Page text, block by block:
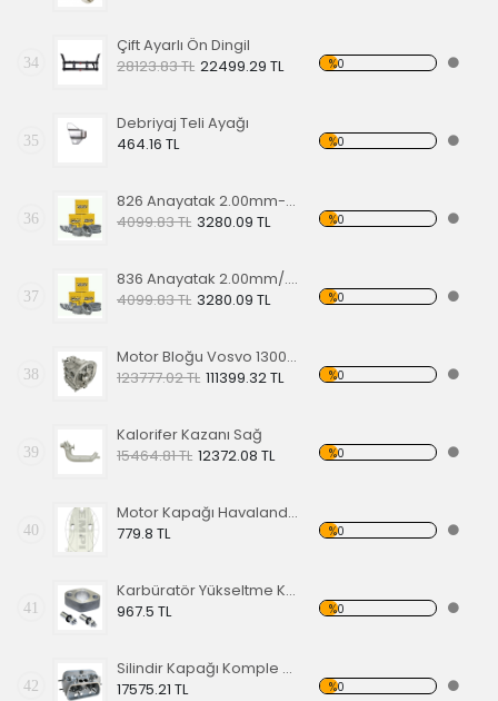
34
Çift Ayarlı Ön Dingil
28123.83 TL 22499.29 TL %0
35
Debriyaj Teli Ayağı
464.16 TL
%0
36
826 Anayatak 2.00mm-50mm-2.00mm 1200-1600cc
4099.83 TL 3280.09 TL %0
37
836 Anayatak 2.00mm/.75mm/2.00mm, 1200-1600cc
4099.83 TL 3280.09 TL %0
38
Motor Bloğu Vosvo 1300 - 1600 Motor / T2 Minibüs 1600 Motor Orjinal OEM NO: 043101003-3
123777.02 TL 111399.32 TL %0
39
Kalorifer Kazanı Sağ
15464.81 TL 12372.08 TL %0
40
Motor Kapağı Havalandırma Kiti - Aksesuar
779.8 TL
%0
41
Karbüratör Yükseltme Kiti (Atlernatör Dinamo Uygulaması için)
967.5 TL
%0
42
Silindir Kapağı Komple Takım, (çift bağlantı 85.5 / 87 std, 35.5 x 32, 3/4 )
17575.21 TL
%0